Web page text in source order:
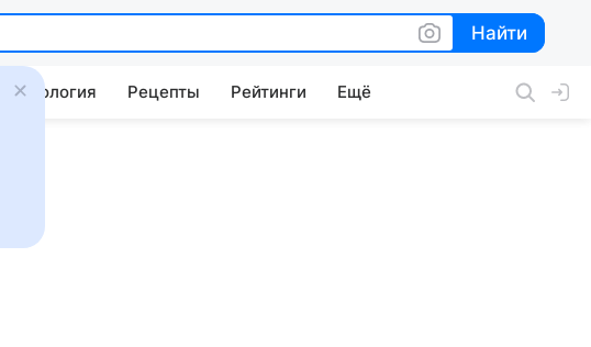
Найти
Найти
Психология Рецепты Рейтинги Ещё